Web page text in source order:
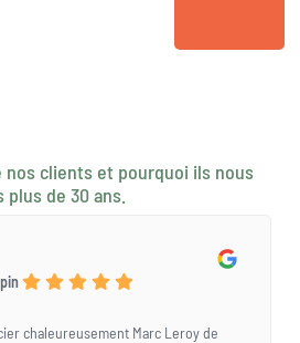
nos clients et pourquoi ils nous
de 30 ans.
chaleureusement Marc Leroy de